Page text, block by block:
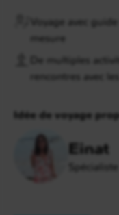
Voyage avec
mesure
De multiples
rencontres avec
Idée de voyage
Einat